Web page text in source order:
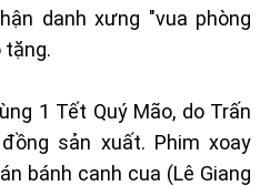
danh xưng "vua phòng
tặng.
1 Tết Quý Mão, do Trấn
sản xuất. Phim xoay
bánh canh cua (Lê Giang